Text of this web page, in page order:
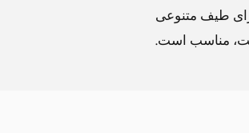
طیف متنوعی
مناسب است.